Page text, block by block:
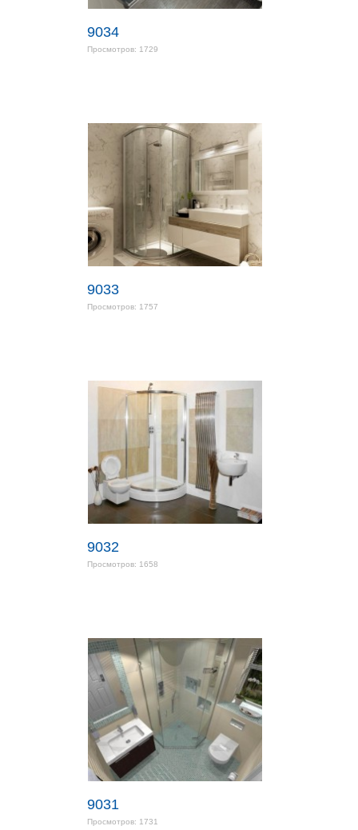
9034
Просмотров: 1729
9033
Просмотров: 1757
9032
Просмотров: 1658
9031
Просмотров: 1731